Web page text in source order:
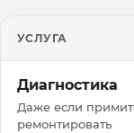
УСЛУГА
Диагностика
Даже если
ремонтировать